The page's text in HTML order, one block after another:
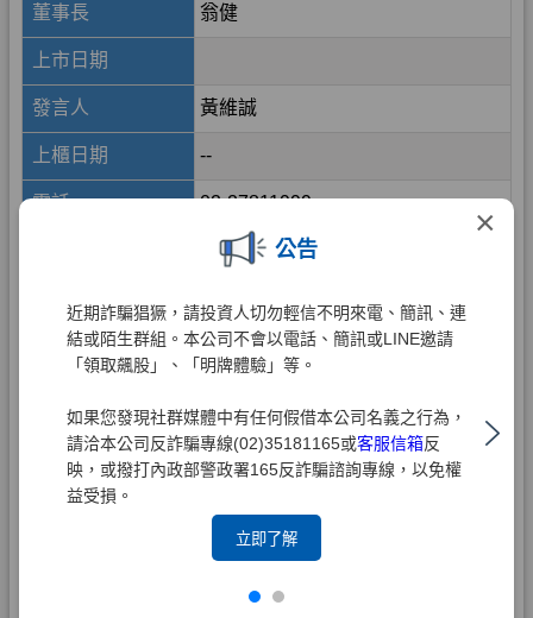
×
公告
近期詐騙猖獗，請投資人切勿輕信不明來電、簡訊、連
結或陌生群組。本公司不會以電話、簡訊或LINE邀請
「領取飆股」、「明牌體驗」等。
如果您發現社群媒體中有任何假借本公司名義之行為，
請洽本公司反詐騙專線(02)35181165或客服信箱反
映，或撥打內政部警政署165反詐騙諮詢專線，以免權
益受損。
立即了解